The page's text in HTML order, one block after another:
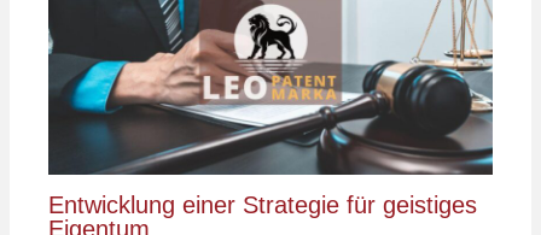
Entwicklung einer Strategie für geistiges
Eigentum